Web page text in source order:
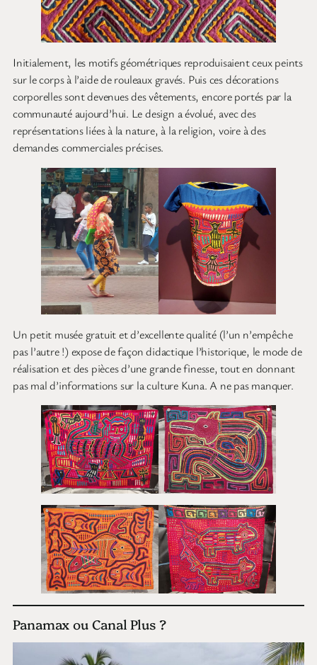
Initialement, les motifs géométriques reproduisaient ceux peints
sur le corps à l’aide de rouleaux gravés. Puis ces décorations
corporelles sont devenues des vêtements, encore portés par la
communauté aujourd’hui. Le design a évolué, avec des
représentations liées à la nature, à la religion, voire à des
demandes commerciales précises.
Un petit musée gratuit et d’excellente qualité (l’un n’empêche
pas l’autre !) expose de façon didactique l’historique, le mode de
réalisation et des pièces d’une grande finesse, tout en donnant
pas mal d’informations sur la culture Kuna. A ne pas manquer.
Panamax ou Canal Plus ?